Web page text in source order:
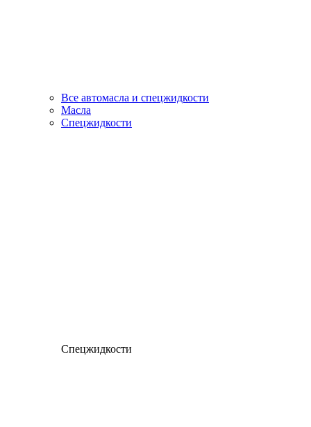
Все автомасла и спецжидкости
Масла
Спецжидкости
Спецжидкости